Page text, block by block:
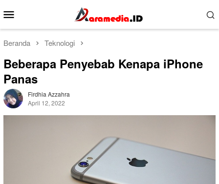
ke
kontenMobile
Beranda Teknologi
Beberapa Penyebab Kenapa iPhone
Panas
Firdhia Azzahra
April 12, 2022